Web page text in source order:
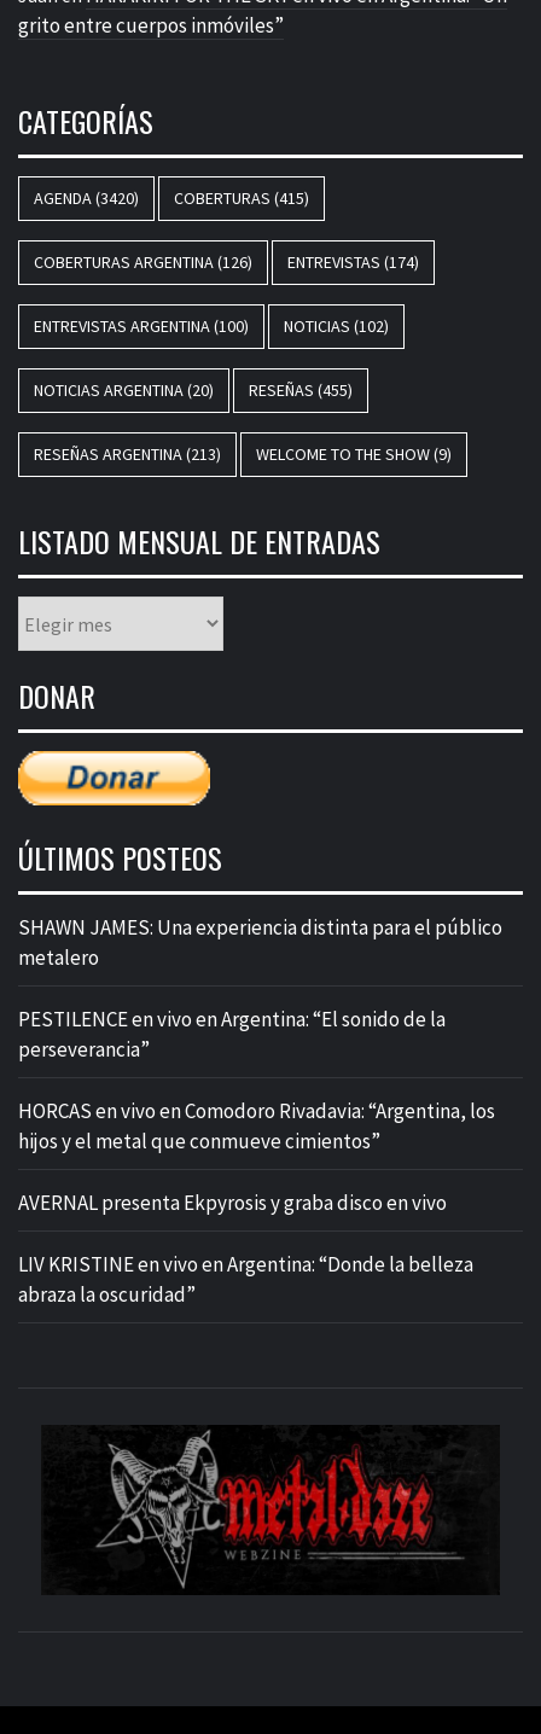
grito entre cuerpos inmóviles”
CATEGORÍAS
AGENDA(3420) COBERTURAS (415)
COBERTURAS ARGENTINA(126) ENTREVISTAS (174)
ENTREVISTAS ARGENTINA(100) NOTICIAS (102)
NOTICIAS ARGENTINA(20) RESEÑAS (455)
RESEÑAS ARGENTINA(213) WELCOME TO THE SHOW(9)
LISTADO MENSUAL DE ENTRADAS
mensual
entradas
DONAR
ÚLTIMOS POSTEOS
SHAWN JAMES: Una experiencia distinta para el público
metalero
PESTILENCE en vivo en Argentina: “El sonido de la
perseverancia”
HORCAS en vivo en Comodoro Rivadavia: “Argentina, los
hijos y el metal que conmueve cimientos”
AVERNAL presenta Ekpyrosis y graba disco en vivo
LIV KRISTINE en vivo en Argentina: “Donde la belleza
abraza la oscuridad”